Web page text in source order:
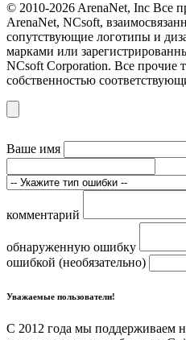
© 2010-2026 ArenaNet, Inc Все
ArenaNet, NCsoft,
сопутствующие логотипы и
марками или
NCsoft Corporation. Все прочие
собственностью
Ваше имя
комментарий
обнаруженную ошибку
ошибкой (необязательно)
Уважаемые пользователи!
С 2012 года мы поддерживаем